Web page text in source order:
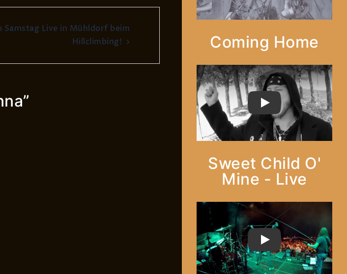
Samstag Live in Mühldorf beim
Hillclimbing!
”
Coming Home
PLAY
Sweet Child O'
Mine - Live
PLAY